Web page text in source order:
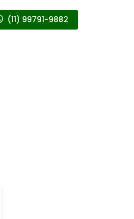
(11) 99791-9882